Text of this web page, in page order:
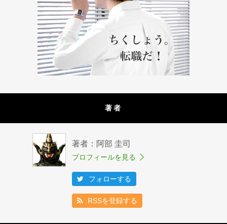
著者
著者：阿部 圭司
プロフィールを見る
フォローする
RSSを登録する